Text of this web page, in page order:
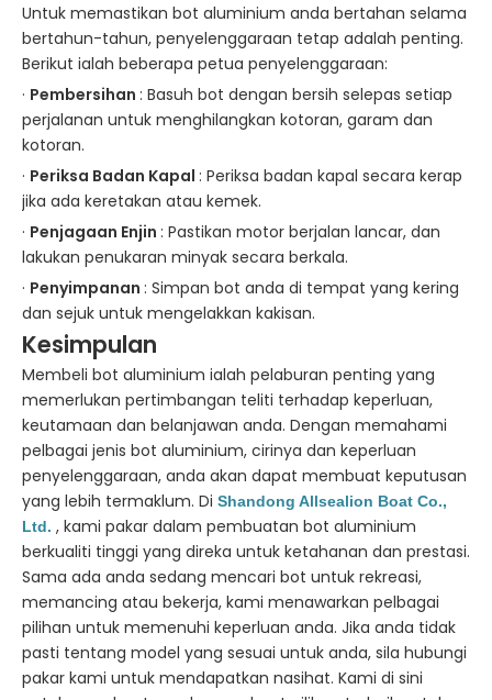
Untuk memastikan bot aluminium anda bertahan selama
bertahun-tahun, penyelenggaraan tetap adalah penting.
Berikut ialah beberapa petua penyelenggaraan:
· Pembersihan : Basuh bot dengan bersih selepas setiap
perjalanan untuk menghilangkan kotoran, garam dan
kotoran.
· Periksa Badan Kapal : Periksa badan kapal secara kerap
jika ada keretakan atau kemek.
· Penjagaan Enjin : Pastikan motor berjalan lancar, dan
lakukan penukaran minyak secara berkala.
· Penyimpanan : Simpan bot anda di tempat yang kering
dan sejuk untuk mengelakkan kakisan.
Kesimpulan
Membeli bot aluminium ialah pelaburan penting yang
memerlukan pertimbangan teliti terhadap keperluan,
keutamaan dan belanjawan anda. Dengan memahami
pelbagai jenis bot aluminium, cirinya dan keperluan
penyelenggaraan, anda akan dapat membuat keputusan
yang lebih termaklum. Di Shandong Allsealion Boat Co.,
Ltd. , kami pakar dalam pembuatan bot aluminium
berkualiti tinggi yang direka untuk ketahanan dan prestasi.
Sama ada anda sedang mencari bot untuk rekreasi,
memancing atau bekerja, kami menawarkan pelbagai
pilihan untuk memenuhi keperluan anda. Jika anda tidak
pasti tentang model yang sesuai untuk anda, sila hubungi
pakar kami untuk mendapatkan nasihat. Kami di sini